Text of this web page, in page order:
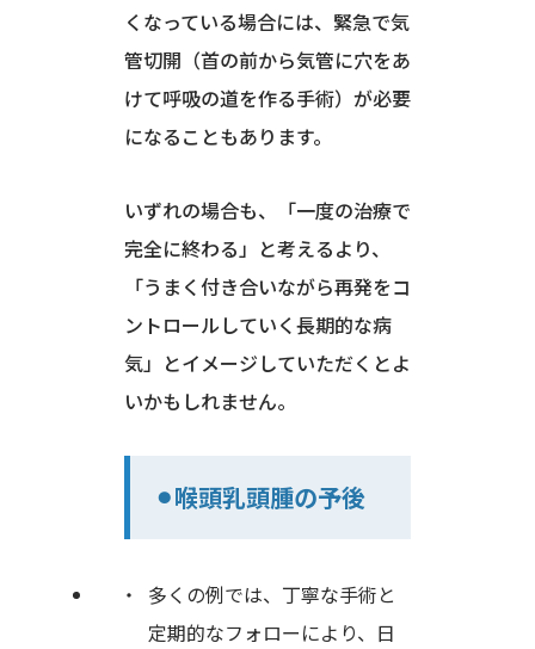
くなっている場合には、緊急で気
管切開（首の前から気管に穴をあ
けて呼吸の道を作る手術）が必要
になることもあります。
いずれの場合も、「一度の治療で
完全に終わる」と考えるより、
「うまく付き合いながら再発をコ
ントロールしていく長期的な病
気」とイメージしていただくとよ
いかもしれません。
⚫︎喉頭乳頭腫の予後
多くの例では、丁寧な手術と
定期的なフォローにより、日